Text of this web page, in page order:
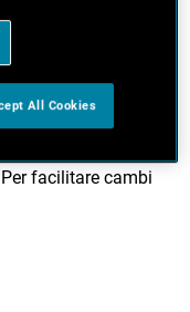
del prodotto.
per offrire una
Per facilitare cambi
All Cookies